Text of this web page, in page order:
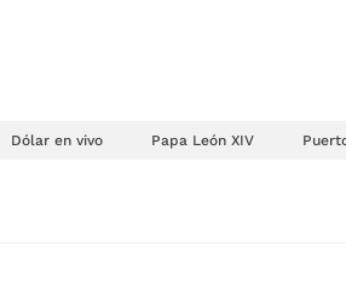
Dólar en vivo Papa León XIV